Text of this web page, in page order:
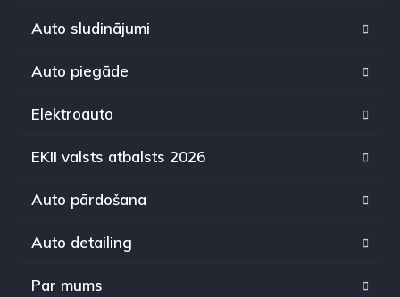
Auto sludinājumi
Auto piegāde
Elektroauto
EKII valsts atbalsts 2026
Auto pārdošana
Auto detailing
Par mums